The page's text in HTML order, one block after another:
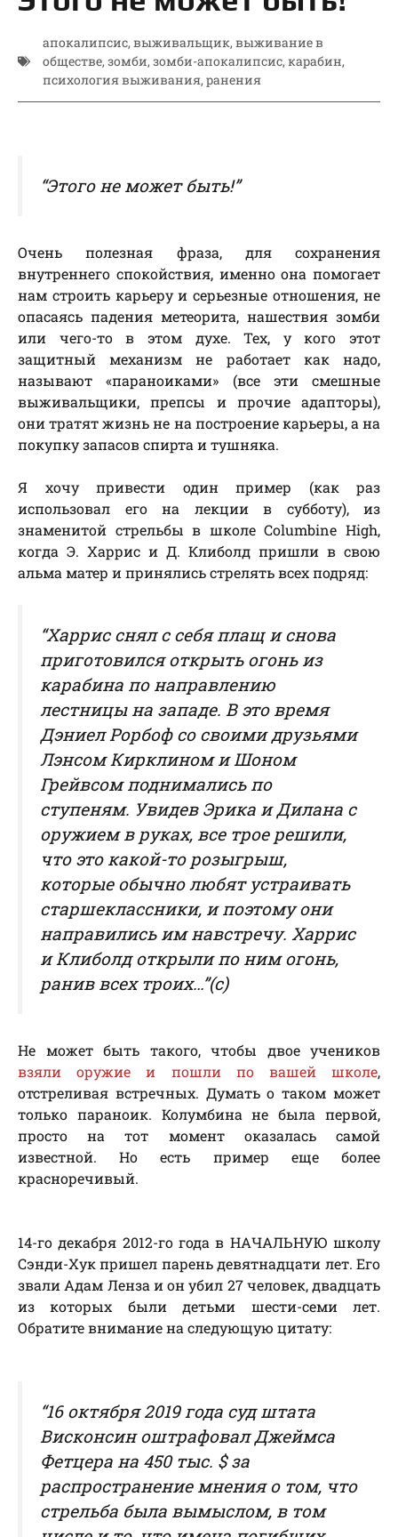
апокалипсис, выживальщик, выживание в
обществе, зомби, зомби-апокалипсис, карабин,
психология выживания, ранения
“Этого не может быть!”
Очень полезная фраза, для сохранения
внутреннего спокойствия, именно она помогает
нам строить карьеру и серьезные отношения, не
опасаясь падения метеорита, нашествия зомби
или чего-то в этом духе. Тех, у кого этот
защитный механизм не работает как надо,
называют «параноиками» (все эти смешные
выживальщики, препсы и прочие адапторы),
они тратят жизнь не на построение карьеры, а на
покупку запасов спирта и тушняка.
Я хочу привести один пример (как раз
использовал его на лекции в субботу), из
знаменитой стрельбы в школе Columbine High,
когда Э. Харрис и Д. Клиболд пришли в свою
альма матер и принялись стрелять всех подряд:
“Харрис снял с себя плащ и снова
приготовился открыть огонь из
карабина по направлению
лестницы на западе. В это время
Дэниел Рорбоф со своими друзьями
Лэнсом Кирклином и Шоном
Грейвсом поднимались по
ступеням. Увидев Эрика и Дилана с
оружием в руках, все трое решили,
что это какой-то розыгрыш,
которые обычно любят устраивать
старшеклассники, и поэтому они
направились им навстречу. Харрис
и Клиболд открыли по ним огонь,
ранив всех троих…”(с)
Не может быть такого, чтобы двое учеников
взяли оружие и пошли по вашей школе,
отстреливая встречных. Думать о таком может
только параноик. Колумбина не была первой,
просто на тот момент оказалась самой
известной. Но есть пример еще более
красноречивый.
14-го декабря 2012-го года в НАЧАЛЬНУЮ школу
Сэнди-Хук пришел парень девятнадцати лет. Его
звали Адам Ленза и он убил 27 человек, двадцать
из которых были детьми шести-семи лет.
Обратите внимание на следующую цитату:
“16 октября 2019 года суд штата
Висконсин оштрафовал Джеймса
Фетцера на 450 тыс. $ за
распространение мнения о том, что
стрельба была вымыслом, в том